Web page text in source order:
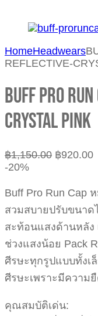
HomeHeadwears
REFLECTIVE-
BUFF PRO
CRYSTAL PINK
฿1,150.00 ฿920.00
-20%
Buff Pro Run Cap
สวมสบายปรับขนา
สะท้อนแสงด้านหลัง
ช่วงแสงน้อย Pack
ศีรษะทุกรูปแบบทั้งเ
ศีรษะเพราะมีความ
คุณสมบัติเด่น: